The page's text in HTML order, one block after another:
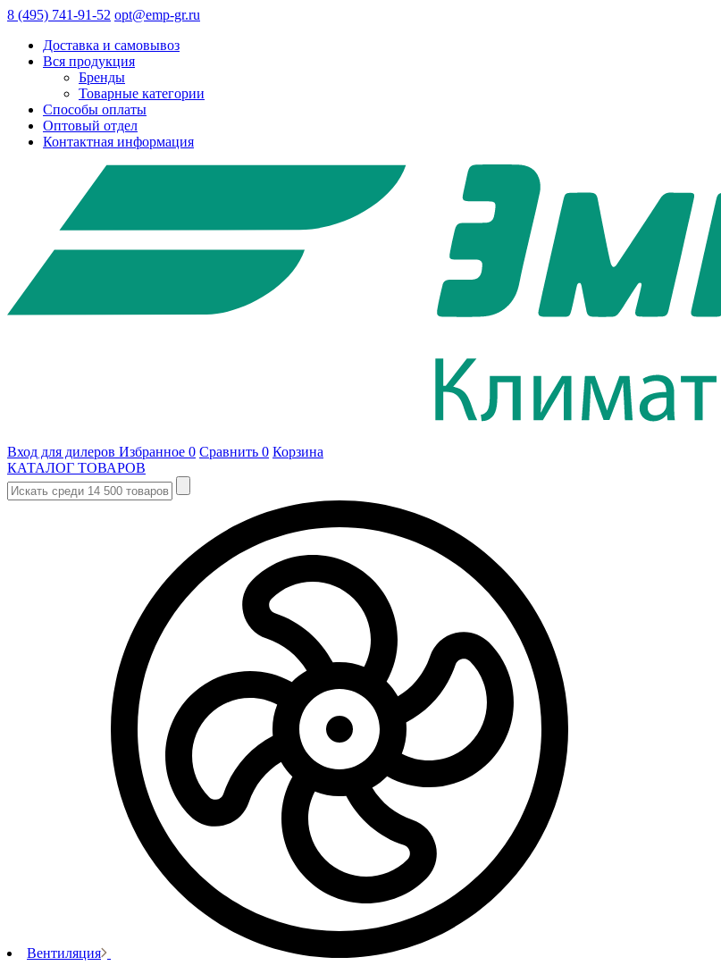
8 (495) 741-91-52 opt@emp-gr.ru
Доставка и самовывоз
Вся продукция
Бренды
Товарные категории
Способы оплаты
Оптовый отдел
Контактная информация
Вход для дилеров Избранное 0 Сравнить 0 Корзина
КАТАЛОГ ТОВАРОВ
Вентиляция